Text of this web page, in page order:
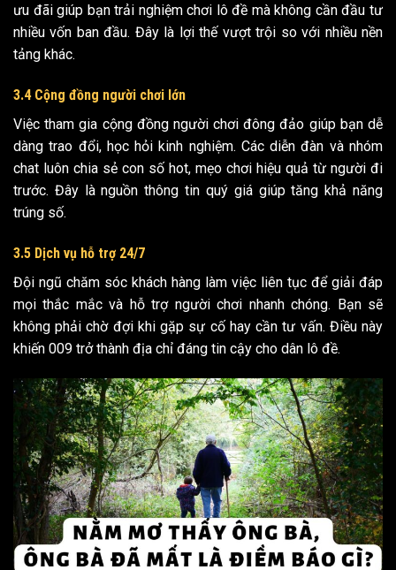
ưu đãi giúp bạn trải nghiệm chơi lô đề mà không cần đầu tư
nhiều vốn ban đầu. Đây là lợi thế vượt trội so với nhiều nền
tảng khác.
3.4 Cộng đồng người chơi lớn
Việc tham gia cộng đồng người chơi đông đảo giúp bạn dễ
dàng trao đổi, học hỏi kinh nghiệm. Các diễn đàn và nhóm
chat luôn chia sẻ con số hot, mẹo chơi hiệu quả từ người đi
trước. Đây là nguồn thông tin quý giá giúp tăng khả năng
trúng số.
3.5 Dịch vụ hỗ trợ 24/7
Đội ngũ chăm sóc khách hàng làm việc liên tục để giải đáp
mọi thắc mắc và hỗ trợ người chơi nhanh chóng. Bạn sẽ
không phải chờ đợi khi gặp sự cố hay cần tư vấn. Điều này
khiến 009 trở thành địa chỉ đáng tin cậy cho dân lô đề.